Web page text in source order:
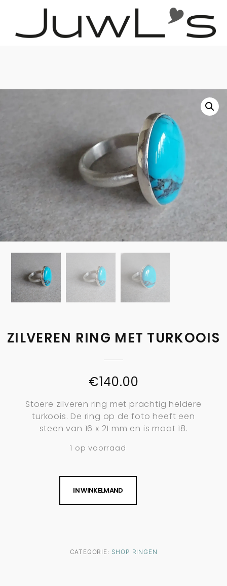
ZILVEREN RING MET TURKOOIS
€140.00
Stoere zilveren ring met prachtig heldere
turkoois. De ring op de foto heeft een
steen van 16 x 21 mm en is maat 18.
1 op voorraad
IN WINKELMAND
CATEGORIE: SHOP RINGEN